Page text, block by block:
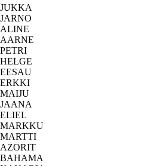
JUKKA
JARNO
ALINE
AARNE
PETRI
HELGE
EESAU
ERKKI
MAIJU
JAANA
ELIEL
MARKKU
MARTTI
AZORIT
BAHAMA